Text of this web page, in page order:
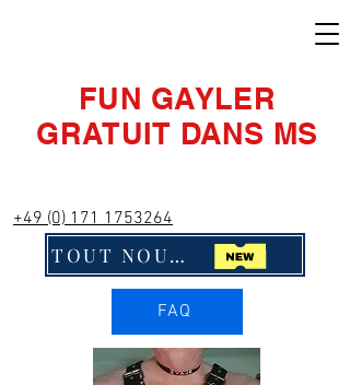
FUN GAYLER
GRATUIT DANS MS
+49 (0) 171 1753264
TOUT NOUVEAU ! Cliquez ici !!
FAQ